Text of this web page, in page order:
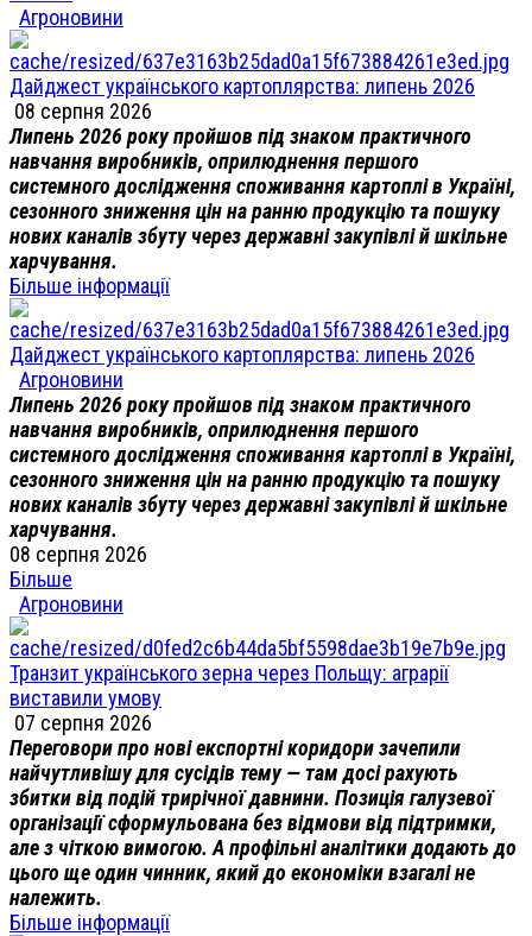
Агроновини
Дайджест українського картоплярства: липень 2026
08 серпня 2026
Липень 2026 року пройшов під знаком практичного
навчання виробників, оприлюднення першого
системного дослідження споживання картоплі в Україні,
сезонного зниження цін на ранню продукцію та пошуку
нових каналів збуту через державні закупівлі й шкільне
харчування.
Більше інформації
Дайджест українського картоплярства: липень 2026
Агроновини
Липень 2026 року пройшов під знаком практичного
навчання виробників, оприлюднення першого
системного дослідження споживання картоплі в Україні,
сезонного зниження цін на ранню продукцію та пошуку
нових каналів збуту через державні закупівлі й шкільне
харчування.
08 серпня 2026
Більше
Агроновини
Транзит українського зерна через Польщу: аграрії
виставили умову
07 серпня 2026
Переговори про нові експортні коридори зачепили
найчутливішу для сусідів тему — там досі рахують
збитки від подій трирічної давнини. Позиція галузевої
організації сформульована без відмови від підтримки,
але з чіткою вимогою. А профільні аналітики додають до
цього ще один чинник, який до економіки взагалі не
належить.
Більше інформації